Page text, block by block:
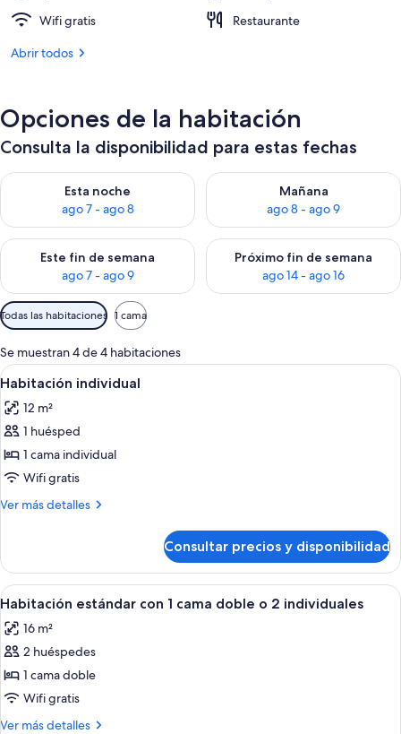
Wifi gratis
Restaurante
Abrir todos
Opciones de la habitación
Consulta la disponibilidad para estas fechas
Esta noche
ago 7 - ago 8
Consulta la disponibilidad para esta noche, ago 7 - ago 8
Mañana
ago 8 - ago 9
Consulta la disponibilidad
Este fin de semana
ago 7 - ago 9
Consulta la disponibilidad para este fin de semana, ago 7 -
Próximo fin de semana
ago 14 - ago 16
Consulta la disponibilidad
Filtros
disponibles
para
las
habitaciones
Todas las habitaciones 1 cama
Se muestran 4 de 4 habitaciones
Abrir
todas
las
fotos
de
Habitación
individual
Una habitación de hotel con cama,
3
Habitación individual
12 m²
1 huésped
1 cama individual
Wifi gratis
Ver más detalles
Más
individual
Consultar precios y disponibilidad
Abrir
todas
las
fotos
de
Habitación
estándar
Una habitación de hotel con una
8
Habitación estándar con 1 cama doble o 2 individuales
16 m²
2 huéspedes
1 cama doble
Wifi gratis
Ver más detalles
Más